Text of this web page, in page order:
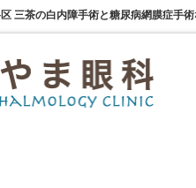
三茶の白内障手術と糖尿病網膜症手術